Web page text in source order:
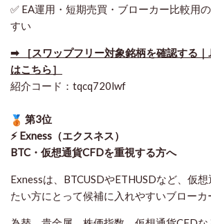
✅ EA運用・短期売買・ブローカー比較用
すい
➡ ［スワップフリー対象銘柄を確認する
はこちら］
紹介コード：tqcq720lwf
第3位
⚡ Exness（エクスネス）
BTC・仮想通貨CFDを重視する方へ
Exnessは、BTCUSDやETHUSDなど、仮
たい方にとって候補に入れやすいブローカ